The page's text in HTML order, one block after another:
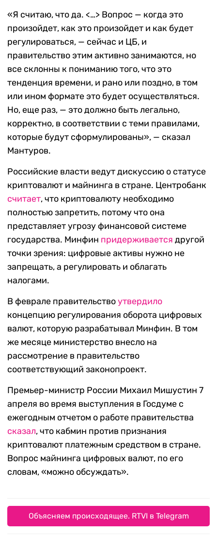
«Я считаю, что да. <…> Вопрос — когда это
произойдет, как это произойдет и как будет
регулироваться, — сейчас и ЦБ, и
правительство этим активно занимаются, но
все склонны к пониманию того, что это
тенденция времени, и рано или поздно, в том
или ином формате это будет осуществляться.
Но, еще раз, — это должно быть легально,
корректно, в соответствии с теми правилами,
которые будут сформулированы», — сказал
Мантуров.
Российские власти ведут дискуссию о статусе
криптовалют и майнинга в стране. Центробанк
считает, что криптовалюту необходимо
полностью запретить, потому что она
представляет угрозу финансовой системе
государства. Минфин придерживается другой
точки зрения: цифровые активы нужно не
запрещать, а регулировать и облагать
налогами.
В феврале правительствоутвердило
концепцию регулирования оборота цифровых
валют, которую разрабатывал Минфин. В том
же месяце министерство внесло на
рассмотрение в правительство
соответствующий законопроект.
Премьер-министр России Михаил Мишустин 7
апреля во время выступления в Госдуме с
ежегодным отчетом о работе правительства
сказал, что кабмин против признания
криптовалют платежным средством в стране.
Вопрос майнинга цифровых валют, по его
словам, «можно обсуждать».
Объясняем происходящее. RTVI в Telegram